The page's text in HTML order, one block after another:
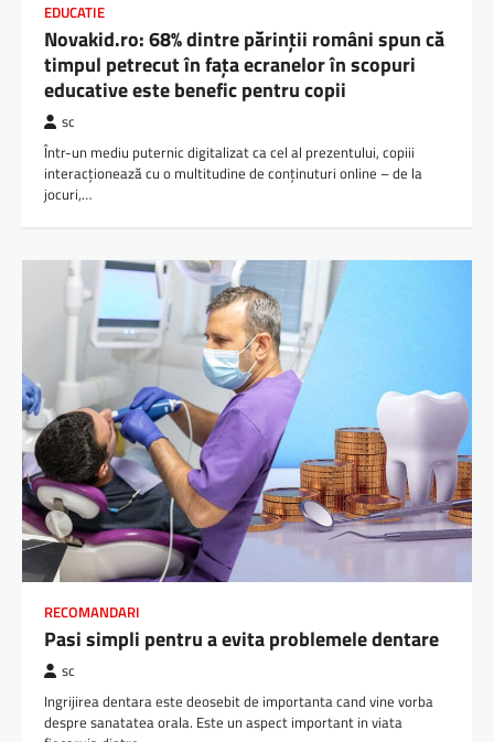
EDUCATIE
Novakid.ro: 68% dintre părinții români spun că
timpul petrecut în fața ecranelor în scopuri
educative este benefic pentru copii
sc
Într-un mediu puternic digitalizat ca cel al prezentului, copiii
interacționează cu o multitudine de conținuturi online – de la
jocuri,…
RECOMANDARI
Pasi simpli pentru a evita problemele dentare
sc
Ingrijirea dentara este deosebit de importanta cand vine vorba
despre sanatatea orala. Este un aspect important in viata